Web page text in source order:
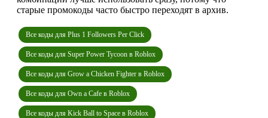
старые промокоды часто быстро переходят в архив.
Все коды для Plus 1 Followers Per Click
Все коды для Super Power Tycoon в Roblox
Все коды для Grow a Chicken Fighter в Roblox
Все коды для Own a Cafe в Roblox
Все коды для Kick Ball to Space в Roblox